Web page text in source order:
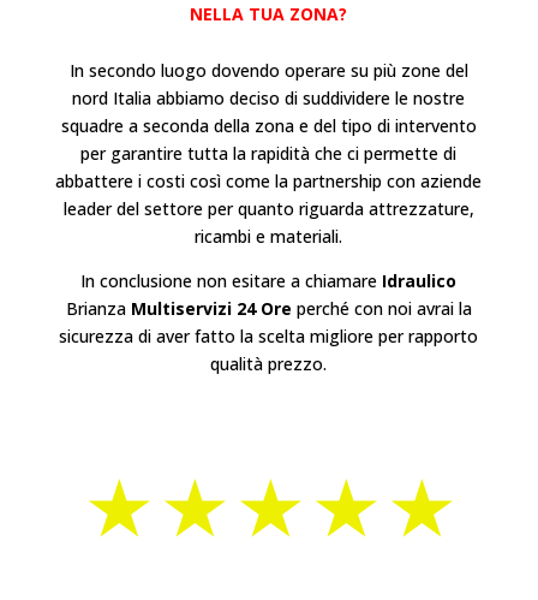
NELLA TUA ZONA?
In secondo luogo dovendo operare su più zone del
nord Italia abbiamo deciso di suddividere le nostre
squadre a seconda della zona e del tipo di intervento
per garantire tutta la rapidità che ci permette di
abbattere i costi così come la partnership con aziende
leader del settore per quanto riguarda attrezzature,
ricambi e materiali.
In conclusione non esitare a chiamare Idraulico
Brianza Multiservizi 24 Ore perché con noi avrai la
sicurezza di aver fatto la scelta migliore per rapporto
qualità prezzo.
⋆⋆⋆⋆⋆